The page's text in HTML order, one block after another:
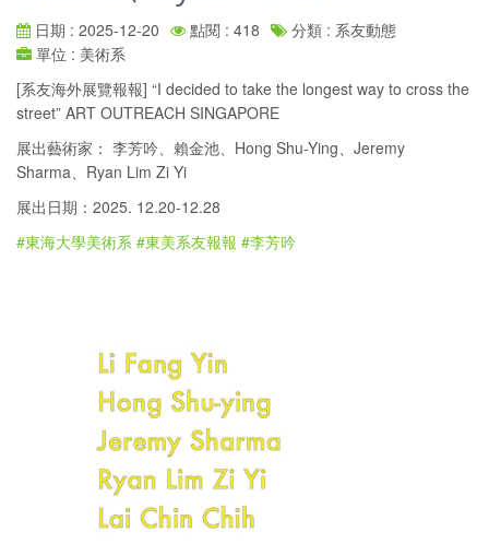
日期 : 2025-12-20 點閱 : 418
分類 : 系友動態
單位 : 美術系
[系友海外展覽報報] “I decided to take the longest way to cross the
street” ART OUTREACH SINGAPORE
展出藝術家： 李芳吟、賴金池、Hong Shu-Ying、Jeremy
Sharma、Ryan Lim Zi Yi
展出日期：2025. 12.20-12.28
#東海大學美術系 #東美系友報報 #李芳吟